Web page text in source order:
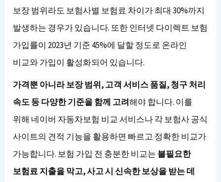
보장 범위라도 보험사별 보험료 차이가 최대 30%까지
발생하는 경우가 있습니다. 또한 인터넷 다이렉트 보험
가입률이 2023년 기준 45%에 달할 정도로 온라인
비교와 가입이 활성화되어 있습니다.
가격뿐 아니라 보장 범위, 고객 서비스 품질, 청구 처리
속도 등 다양한 기준을 함께 고려해야 합니다. 이를
위해 네이버 자동차보험 비교 서비스나 각 보험사 공식
사이트의 견적 기능을 활용하면 빠르고 정확한 비교가
가능합니다. 보험 가입 전 충분한 비교는 불필요한
보험료 지출을 막고, 사고 시 신속한 보상을 받는 데